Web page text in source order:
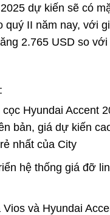
dự kiến sẽ có
quý II năm nay, với
2.765 USD so
Hyundai Accent
bản, giá dự kiến
nhất của City
hệ thống giá đỡ
Vios và Hyundai